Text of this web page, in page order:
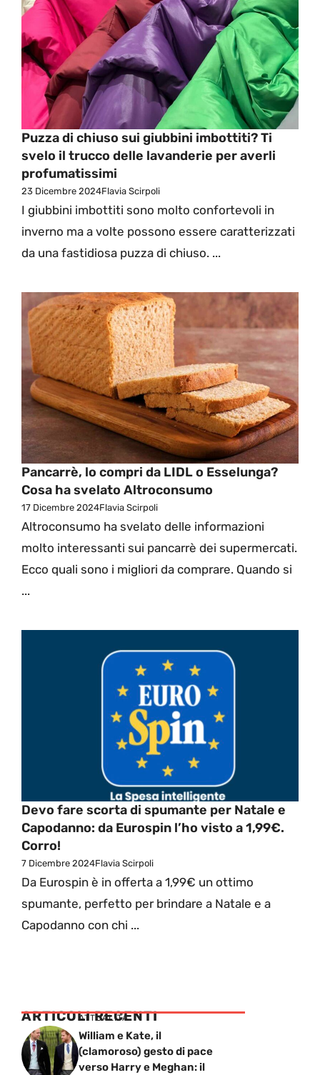
Puzza di chiuso sui giubbini imbottiti? Ti
svelo il trucco delle lavanderie per averli
profumatissimi
23 Dicembre 2024Flavia Scirpoli
I giubbini imbottiti sono molto confortevoli in
inverno ma a volte possono essere caratterizzati
da una fastidiosa puzza di chiuso. ...
Pancarrè, lo compri da LIDL o Esselunga?
Cosa ha svelato Altroconsumo
17 Dicembre 2024Flavia Scirpoli
Altroconsumo ha svelato delle informazioni
molto interessanti sui pancarrè dei supermercati.
Ecco quali sono i migliori da comprare. Quando si
...
Devo fare scorta di spumante per Natale e
Capodanno: da Eurospin l’ho visto a 1,99€.
Corro!
7 Dicembre 2024Flavia Scirpoli
Da Eurospin è in offerta a 1,99€ un ottimo
spumante, perfetto per brindare a Natale e a
Capodanno con chi ...
ARTICOLI RECENTI
ATTUALITÁ
William e Kate, il
(clamoroso) gesto di pace
verso Harry e Meghan: il